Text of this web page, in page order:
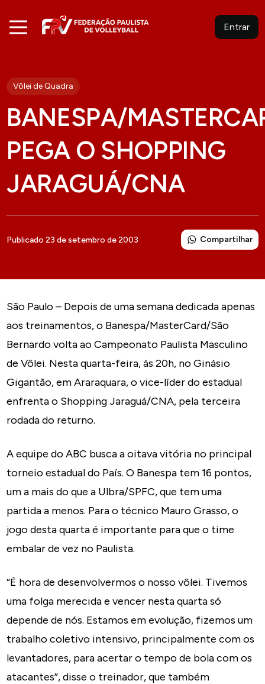
Entrar
Vôlei de Quadra
BANESPA/
PEGA O SHOPPING
JARAGUÁ/CNA
Publicado 23 de setembro de 2003 Compartilhar
São Paulo – Depois de uma semana dedicada apenas
aos treinamentos, o Banespa/MasterCard/São
Bernardo volta ao Campeonato Paulista Masculino
de Vôlei. Nesta quarta-feira, às 20h, no Ginásio
Gigantão, em Araraquara, o vice-líder do estadual
enfrenta o Shopping Jaraguá/CNA, pela terceira
rodada do returno.
A equipe do ABC busca a oitava vitória no principal
torneio estadual do País. O Banespa tem 16 pontos,
um a mais do que a Ulbra/SPFC, que tem uma
partida a menos. Para o técnico Mauro Grasso, o
jogo desta quarta é importante para que o time
embalar de vez no Paulista.
“É hora de desenvolvermos o nosso vôlei. Tivemos
uma folga merecida e vencer nesta quarta só
depende de nós. Estamos em evolução, fizemos um
trabalho coletivo intensivo, principalmente com os
levantadores, para acertar o tempo de bola com os
atacantes”, disse o treinador, que também